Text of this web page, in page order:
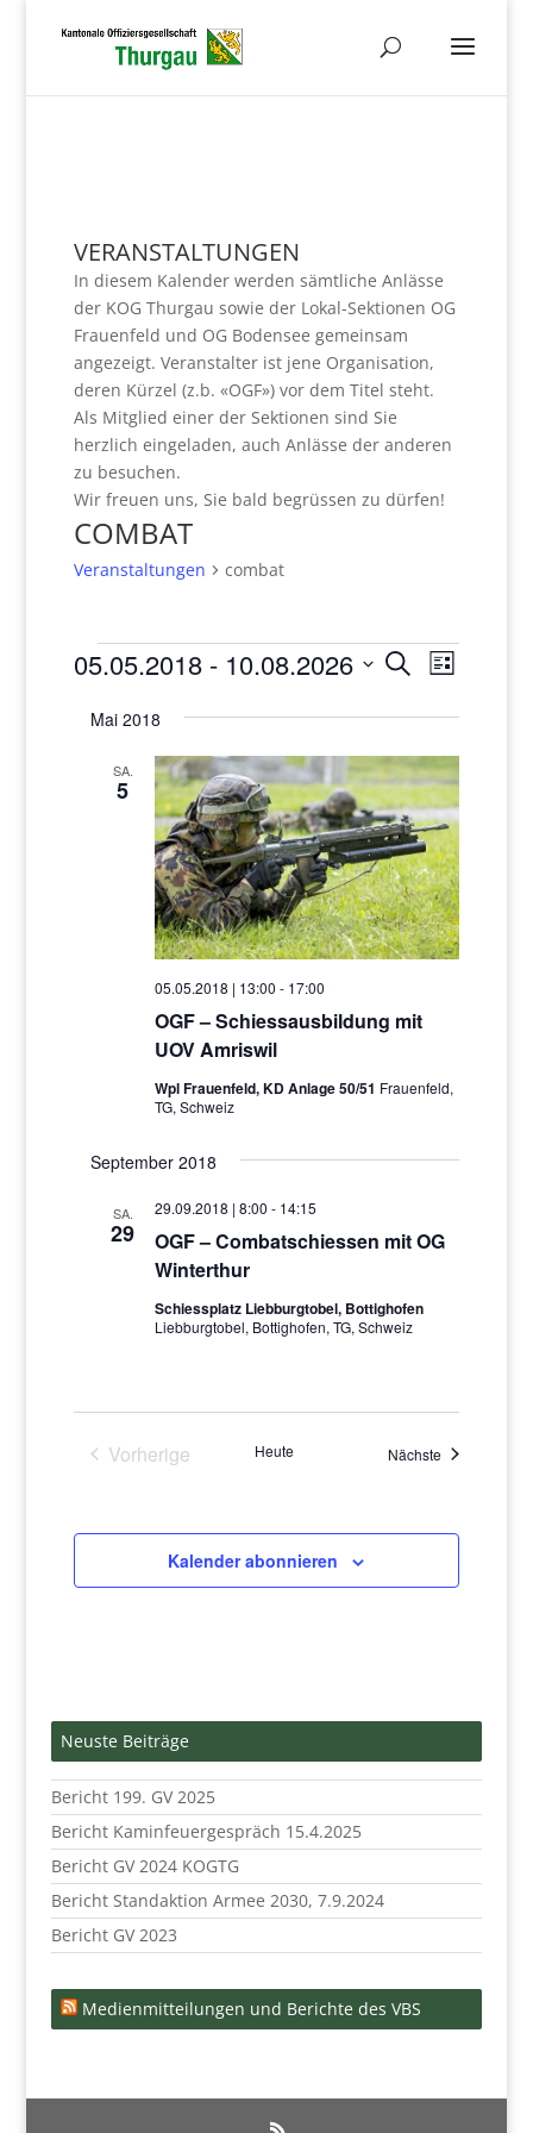
VERANSTALTUNGEN
In diesem Kalender werden sämtliche Anlässe
der KOG Thurgau sowie der Lokal-Sektionen OG
Frauenfeld und OG Bodensee gemeinsam
angezeigt. Veranstalter ist jene Organisation,
deren Kürzel (z.b. «OGF») vor dem Titel steht.
Als Mitglied einer der Sektionen sind Sie
herzlich eingeladen, auch Anlässe der anderen
zu besuchen.
Wir freuen uns, Sie bald begrüssen zu dürfen!
COMBAT
Veranstaltungen combat
Veranstaltungen
Suche
Ansichten,
Navigation
SucheListe
05.05.2018 - 10.08.2026
wählen.
Mai 2018
SA.
5
OGF – Schiessausbildung mit
UOV Amriswil
05.05.2018 | 13:00 - 17:00
Wpl Frauenfeld, KD Anlage 50/51 Frauenfeld,
TG, Schweiz
September 2018
SA.
29
OGF – Combatschiessen mit OG
Winterthur
29.09.2018 | 8:00 - 14:15
Schiessplatz Liebburgtobel, Bottighofen
Liebburgtobel, Bottighofen, TG, Schweiz
Vorherige
Heute Nächste
Kalender abonnieren
Neuste Beiträge
Bericht 199. GV 2025
Bericht Kaminfeuergespräch 15.4.2025
Bericht GV 2024 KOGTG
Bericht Standaktion Armee 2030, 7.9.2024
Bericht GV 2023
Medienmitteilungen und Berichte des VBS